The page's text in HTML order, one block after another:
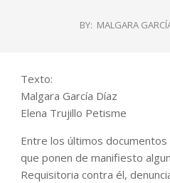
BY: MALGARA
Texto:
Malgara García Díaz
Elena Trujillo Petisme
Entre los últimos documentos
que ponen de manifiesto
Requisitoria contra él,